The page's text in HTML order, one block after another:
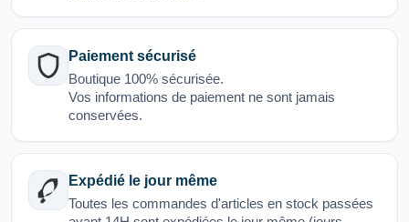
Paiement sécurisé
Boutique 100% sécurisée.
Vos informations de paiement ne sont jamais
conservées.
Expédié le jour même
Toutes les commandes d'articles en stock passées